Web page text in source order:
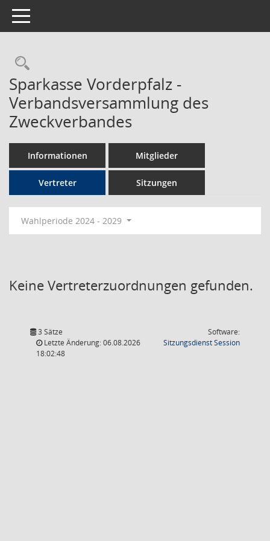
Toggle navigation
Rechercheauswahl
Sparkasse Vorderpfalz -
Verbandsversammlung des
Zweckverbandes
Informationen Mitglieder
Vertreter Sitzungen
Wahlperiode 2024 - 2029
Keine Vertreterzuordnungen gefunden.
3 Sätze
Letzte Änderung: 06.08.2026
18:02:48
Software:
SitzungsdienstSession(Wird in